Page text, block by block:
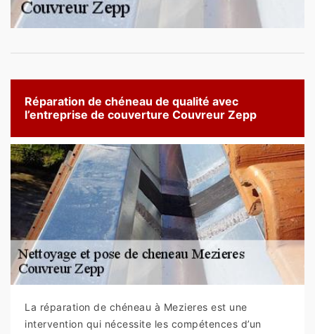
Réparation de chéneau de qualité avec
l’entreprise de couverture Couvreur Zepp
La réparation de chéneau à Mezieres est une
intervention qui nécessite les compétences d’un